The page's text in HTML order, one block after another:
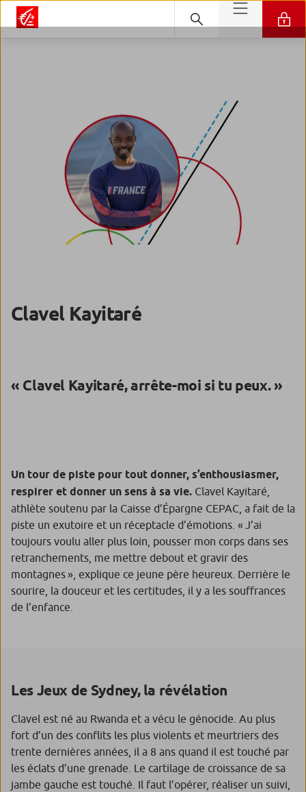
Clavel Kayitaré
« Clavel Kayitaré, arrête-moi si tu peux. »
Un tour de piste pour tout donner, s’enthousiasmer,
respirer et donner un sens à sa vie. Clavel Kayitaré,
athlète soutenu par la Caisse d’Épargne CEPAC, a fait de la
piste un exutoire et un réceptacle d’émotions. « J’ai
toujours voulu aller plus loin, pousser mon corps dans ses
retranchements, me mettre debout et gravir des
montagnes », explique ce jeune père heureux. Derrière le
sourire, la douceur et les certitudes, il y a les souffrances
de l’enfance.
Les Jeux de Sydney, la révélation
Clavel est né au Rwanda et a vécu le génocide. Au plus
fort d’un des conflits les plus violents et meurtriers des
trente dernières années, il a 8 ans quand il est touché par
les éclats d’une grenade. Le cartilage de croissance de sa
jambe gauche est touché. Il faut l’opérer, réaliser un suivi,